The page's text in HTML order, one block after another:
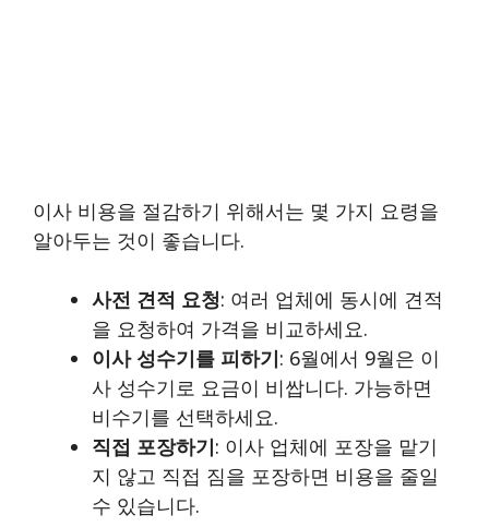
이사 비용을 절감하기 위해서는 몇 가지 요령을
알아두는 것이 좋습니다.
사전 견적 요청: 여러 업체에 동시에 견적
을 요청하여 가격을 비교하세요.
이사 성수기를 피하기: 6월에서 9월은 이
사 성수기로 요금이 비쌉니다. 가능하면
비수기를 선택하세요.
직접 포장하기: 이사 업체에 포장을 맡기
지 않고 직접 짐을 포장하면 비용을 줄일
수 있습니다.